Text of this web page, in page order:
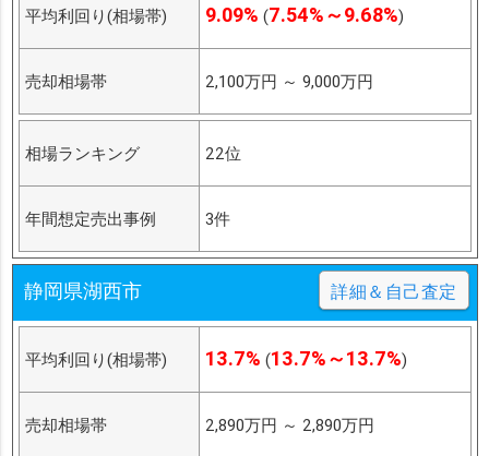
平均利回り(相場帯) 9.09% (7.54%～9.68%)
売却相場帯 2,100万円 ～ 9,000万円
相場ランキング 22位
年間想定売出事例 3件
静岡県湖西市 詳細＆自己査定
平均利回り(相場帯) 13.7% (13.7%～13.7%)
売却相場帯 2,890万円 ～ 2,890万円